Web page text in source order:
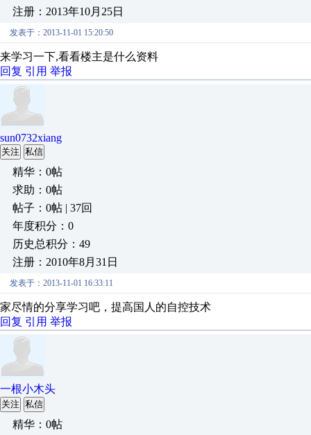
注册：2013年10月25日
发表于：2013-11-01 15:20:50
来学习一下,看看楼主是什么资料
回复 引用 举报
sun0732xiang
关注 私信
精华：0帖
求助：0帖
帖子：0帖 | 37回
年度积分：0
历史总积分：49
注册：2010年8月31日
发表于：2013-11-01 16:33:11
家尽情的分享学习吧，提高国人的自控技术
回复 引用 举报
一根小木头
关注 私信
精华：0帖